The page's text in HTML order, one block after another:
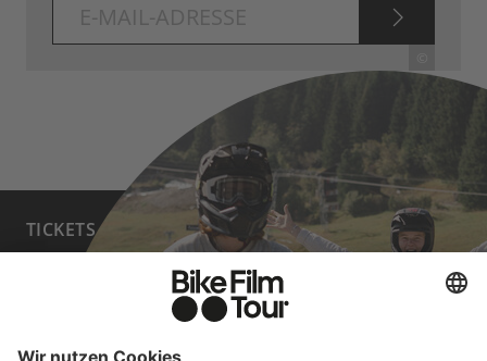
TICKETS
PARTNER WERDEN
FAQ
MEDIA HUB
JOBS